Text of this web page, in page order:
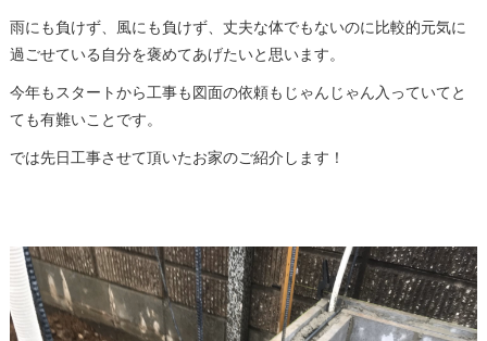
雨にも負けず、風にも負けず、丈夫な体でもないのに比較的元気に
過ごせている自分を褒めてあげたいと思います。
今年もスタートから工事も図面の依頼もじゃんじゃん入っていてと
ても有難いことです。
では先日工事させて頂いたお家のご紹介します！